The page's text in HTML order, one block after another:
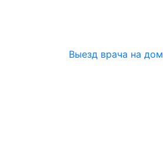
Выезд врача на дом